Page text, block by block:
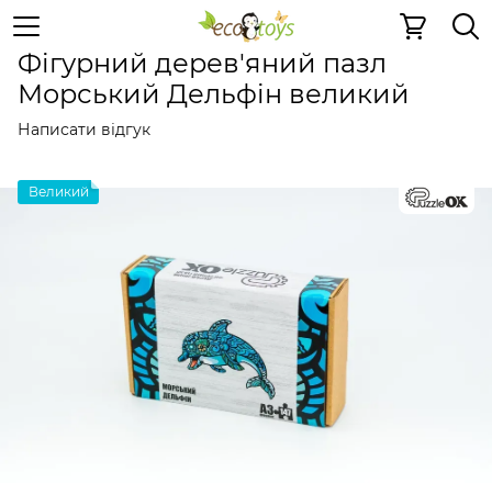
Дерев'яні 2D пазли Дерев'яні 2D
Фігурний дерев'яний пазл
Морський Дельфін великий
Написати відгук
Великий